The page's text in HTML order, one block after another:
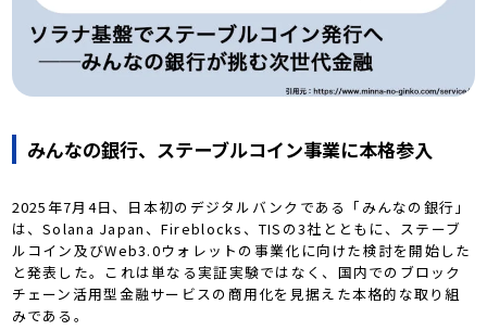
みんなの銀行、ステーブルコイン事業に本格参入
2025年7月4日、日本初のデジタルバンクである「みんなの銀行」
は、Solana Japan、Fireblocks、TISの3社とともに、ステーブ
ルコイン及びWeb3.0ウォレットの事業化に向けた検討を開始した
と発表した。これは単なる実証実験ではなく、国内でのブロック
チェーン活用型金融サービスの商用化を見据えた本格的な取り組
みである。